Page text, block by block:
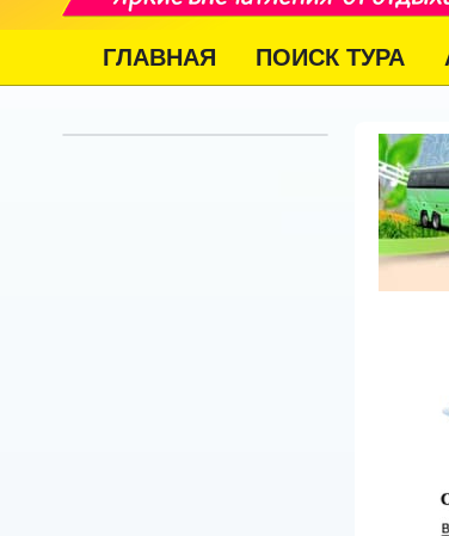
ГЛАВНАЯ ПОИСК ТУРА